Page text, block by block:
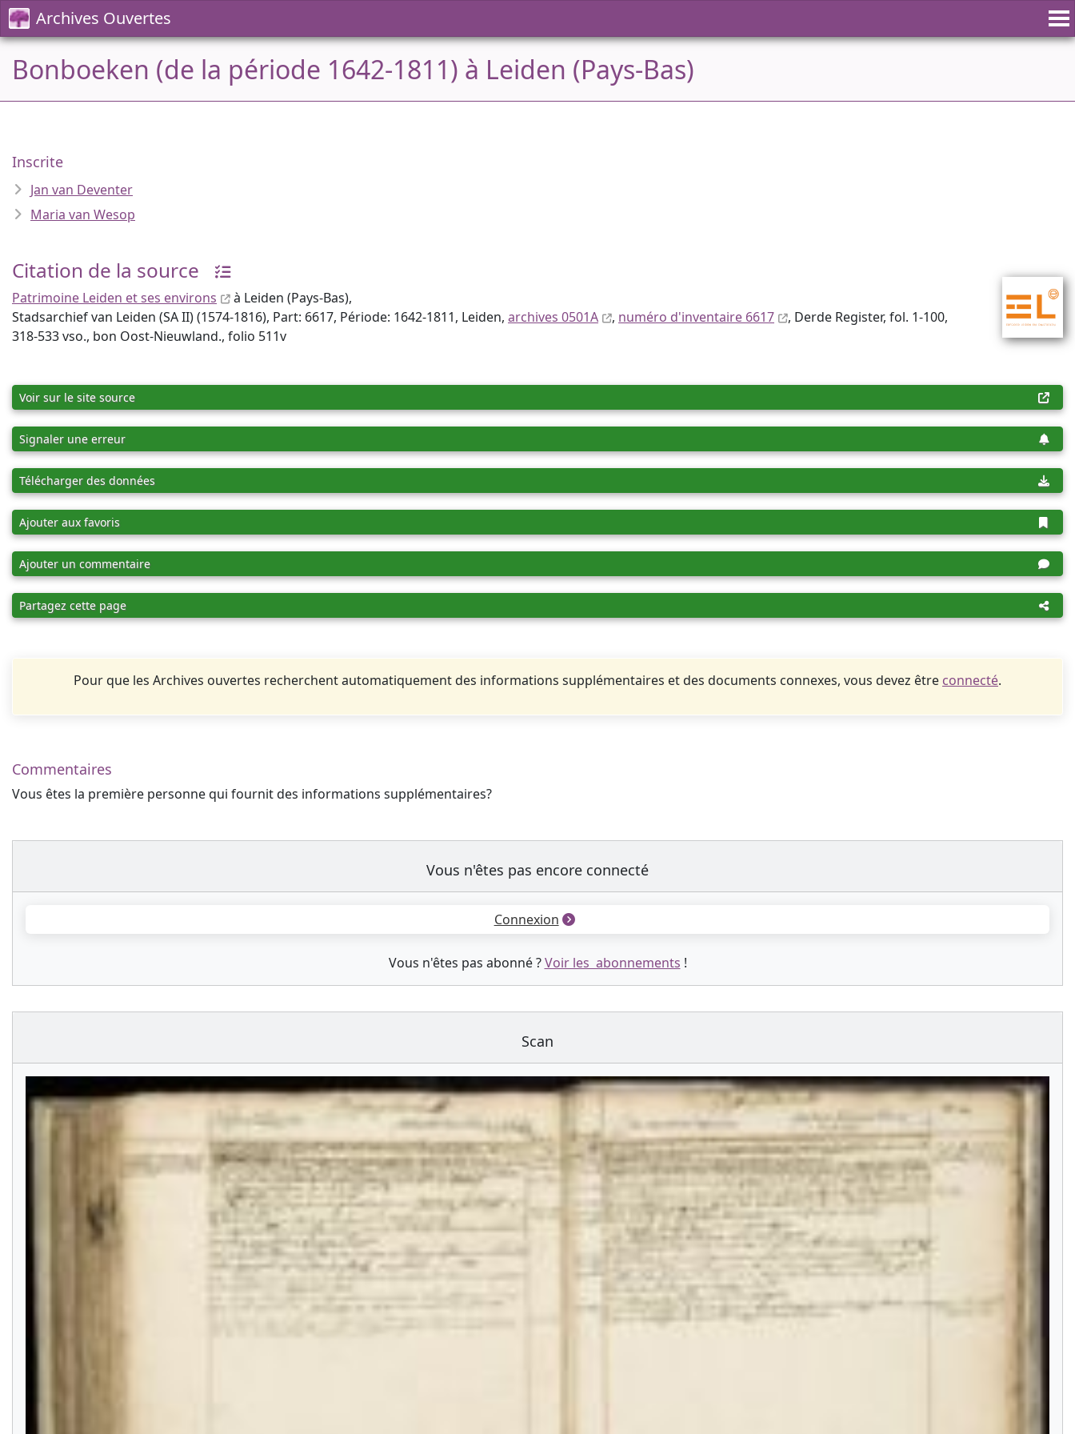
Archives Ouvertes
Bonboeken (de la période 1642-1811) à Leiden (Pays-Bas)
Inscrite
Jan van Deventer
Maria van Wesop
Citation de la source
Patrimoine Leiden et ses environs
à Leiden (Pays-Bas),
Stadsarchief van Leiden (SA II) (1574-1816), Part: 6617, Période: 1642-1811, Leiden, archives 0501A , numéro d'inventaire 6617
, Derde Register, fol. 1-100,
318-533 vso., bon Oost-Nieuwland., folio 511v
Voir sur le site source
Signaler une erreur
Télécharger des données
Ajouter aux favoris
Ajouter un commentaire
Partagez cette page
Pour que les Archives ouvertes recherchent automatiquement des informations supplémentaires et des documents connexes, vous devez être connecté.
Commentaires
Vous êtes la première personne qui fournit des informations supplémentaires?
Vous n'êtes pas encore connecté
Connexion
Vous n'êtes pas abonné ?Voir les abonnements !
Scan